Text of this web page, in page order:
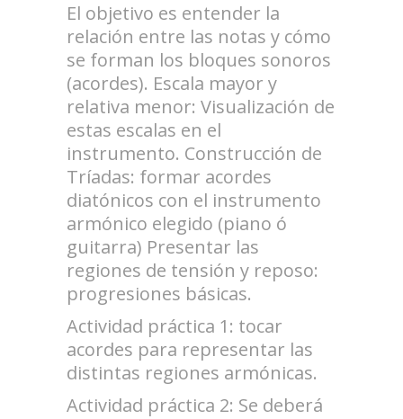
El objetivo es entender la
relación entre las notas y cómo
se forman los bloques sonoros
(acordes). Escala mayor y
relativa menor: Visualización de
estas escalas en el
instrumento. Construcción de
Tríadas: formar acordes
diatónicos con el instrumento
armónico elegido (piano ó
guitarra) Presentar las
regiones de tensión y reposo:
progresiones básicas.
Actividad práctica 1: tocar
acordes para representar las
distintas regiones armónicas.
Actividad práctica 2: Se deberá